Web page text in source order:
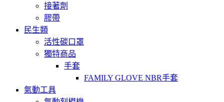
接著劑
膠帶
民生類
活性碳口罩
獨特商品
手套
FAMILY GLOVE NBR手套
氣動工具